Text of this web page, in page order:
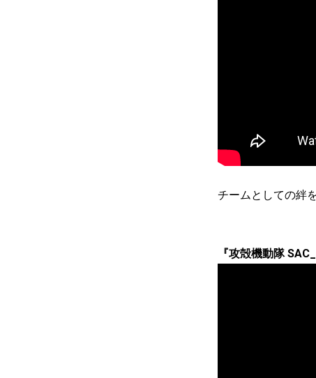
チームとしての絆
『攻殻機動隊